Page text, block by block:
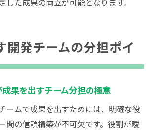
した成果の両立が可能となります。
開発チームの分担ポイ
果を出すチーム分担の極意
ームで成果を出すためには、明確な役
間の信頼構築が不可欠です。役割が曖